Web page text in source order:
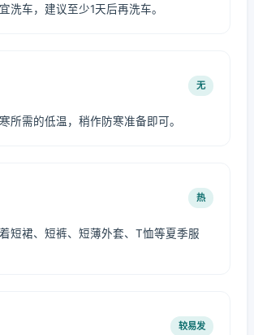
洗车，建议至少1天后再洗车。
无
所需的低温，稍作防寒准备即可。
热
短裙、短裤、短薄外套、T恤等夏季服
较易发